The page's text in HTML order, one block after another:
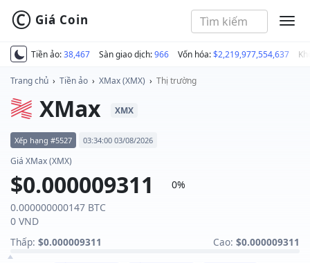
Tiền ảo:38,467 Sàn giao dịch:966 Vốn hóa:$2,219,977,554,637
© Giá Coin
Trang chủ › Tiền ảo › XMax (XMX) › Thị trường
XMax XMX
Xếp hạng #5527 03:34:00 03/08/2026
Giá XMax (XMX)
$0.000009311
0%
0.000000000147 BTC
0 VND
Thấp: $0.000009311 Cao: $0.000009311